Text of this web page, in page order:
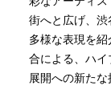
街へと広げ、
多様な表現を
合による、ハ
展開への新たな